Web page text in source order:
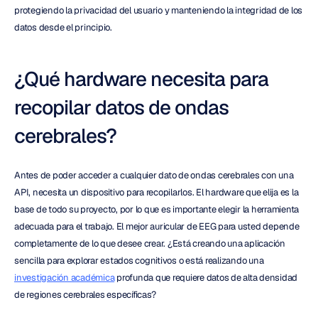
protegiendo la privacidad del usuario y manteniendo la integridad de los
datos desde el principio.
¿Qué hardware necesita para
recopilar datos de ondas
cerebrales?
Antes de poder acceder a cualquier dato de ondas cerebrales con una
API, necesita un dispositivo para recopilarlos. El hardware que elija es la
base de todo su proyecto, por lo que es importante elegir la herramienta
adecuada para el trabajo. El mejor auricular de EEG para usted depende
completamente de lo que desee crear. ¿Está creando una aplicación
sencilla para explorar estados cognitivos o está realizando una
investigación académica profunda que requiere datos de alta densidad
de regiones cerebrales específicas?